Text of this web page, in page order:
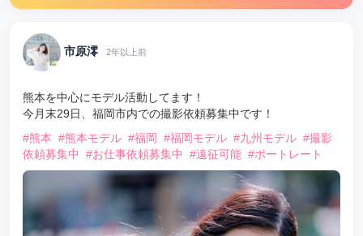
市原澪 2年以上前
熊本を中心にモデル活動してます！
今月末29日、福岡市内での撮影依頼募集中です！
#熊本 #熊本モデル #福岡 #福岡モデル #九州モデル #撮影
依頼募集中
#お仕事依頼募集中 #遠征可能 #ポートレート